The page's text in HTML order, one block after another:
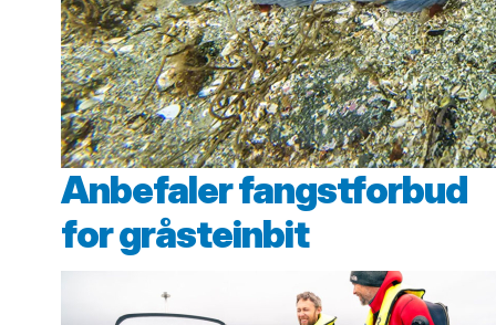
Anbefaler fangstforbud
for gråsteinbit